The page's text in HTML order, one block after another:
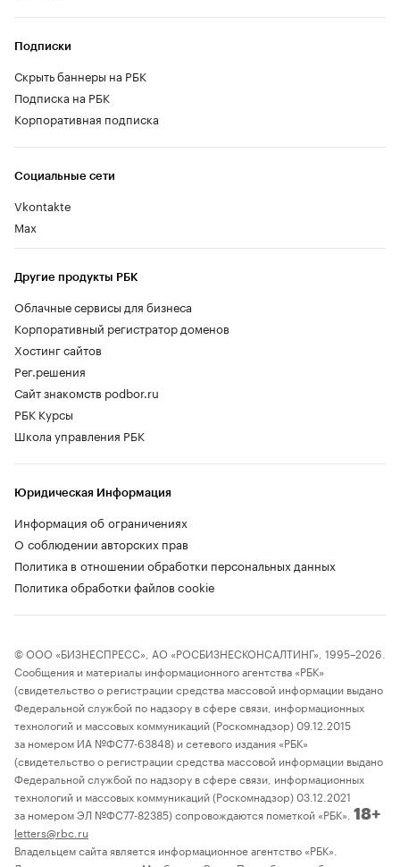
Социальные сети
Vkontakte
Max
Другие продукты РБК
Облачные сервисы для бизнеса
Корпоративный регистратор доменов
Хостинг сайтов
Рег.решения
Сайт знакомств podbor.ru
РБК Курсы
Школа управления РБК
Подписки
Скрыть баннеры на РБК
Подписка на РБК
Корпоративная подписка
Юридическая Информация
Информация об ограничениях
О соблюдении авторских прав
Политика в отношении обработки персональных данных
Политика обработки файлов cookie
© ООО «БИЗНЕСПРЕСС», АО «РОСБИЗНЕСКОНСАЛТИНГ», 1995–2026.
Сообщения и материалы информационного агентства «РБК»
(свидетельство о регистрации средства массовой информации выдано
Федеральной службой по надзору в сфере связи, информационных
технологий и массовых коммуникаций (Роскомнадзор) 09.12.2015
за номером ИА №ФС77-63848) и сетевого издания «РБК»
(свидетельство о регистрации средства массовой информации выдано
Федеральной службой по надзору в сфере связи, информационных
технологий и массовых коммуникаций (Роскомнадзор) 03.12.2021
за номером ЭЛ №ФС77-82385) сопровождаются пометкой «РБК». 18+
letters@rbc.ru
Владельцем сайта является информационное агентство «РБК».